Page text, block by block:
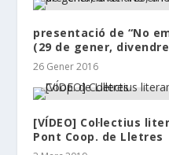
presentació de “No
(29 de gener,
26 Gener 2016
[VÍDEO] Col·lectius
Pont Coop. de Lletres